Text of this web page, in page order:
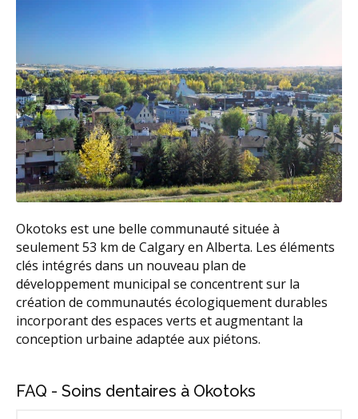
Okotoks est une belle communauté située à
seulement 53 km de Calgary en Alberta. Les éléments
clés intégrés dans un nouveau plan de
développement municipal se concentrent sur la
création de communautés écologiquement durables
incorporant des espaces verts et augmentant la
conception urbaine adaptée aux piétons.
FAQ - Soins dentaires à Okotoks